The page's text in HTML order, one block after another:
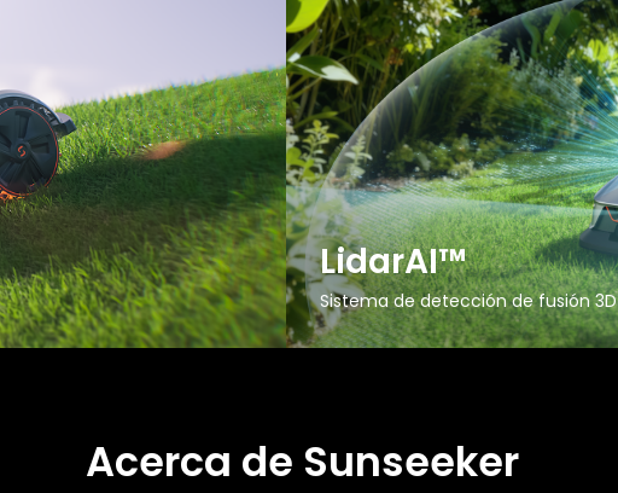
LidarAI™
Sistema de detección de fusión 3D
Acerca de Sunseeker